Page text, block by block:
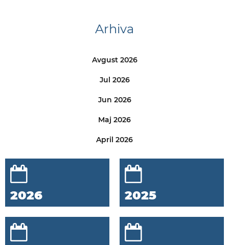
Arhiva
Avgust 2026
Jul 2026
Jun 2026
Maj 2026
April 2026
2026 2025